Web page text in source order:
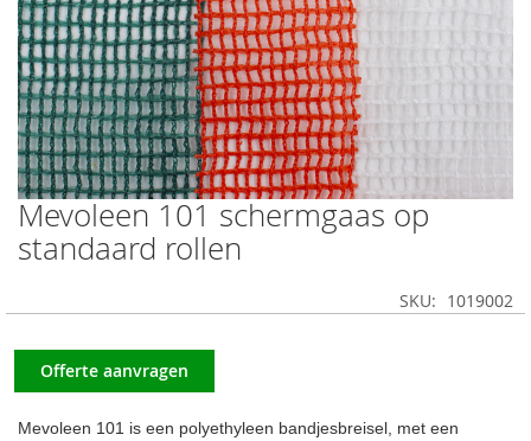
Ga
naar
het
afbeeldingen-
gallerij
Mevoleen 101 schermgaas op
standaard rollen
SKU 1019002
Offerte aanvragen
Mevoleen 101 is een polyethyleen bandjesbreisel, met een